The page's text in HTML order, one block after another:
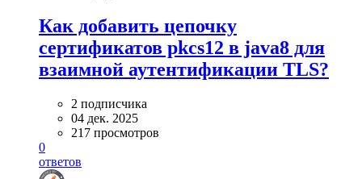
Как добавить цепочку
сертификатов pkcs12 в java8 для
взаимной аутентификации TLS?
2 подписчика
04 дек. 2025
217 просмотров
0
ответов